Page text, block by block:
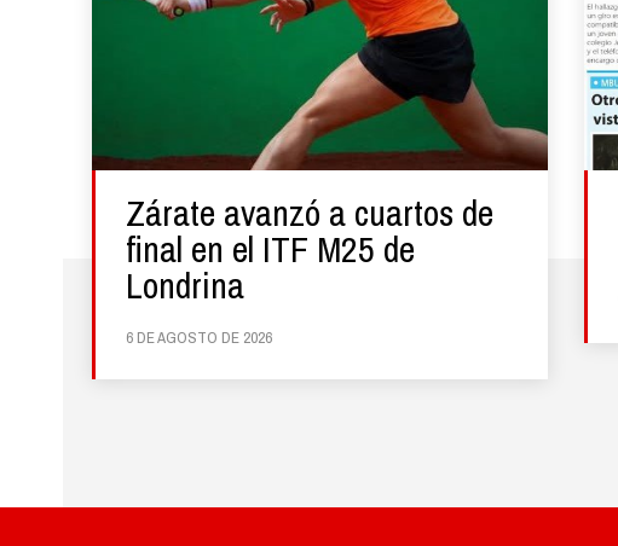
Zárate avanzó a cuartos de
final en el ITF M25 de
Londrina
6 DE AGOSTO DE 2026